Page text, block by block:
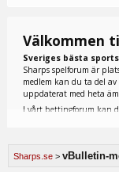
Välkommen
Sveriges bästa
Sharps spelforum är
medlem kan du ta del
uppdaterat med heta
I vårt bettingforum kan
tennis finns
Vi lägger ständigt ut
Sharps.se > vBulletin-